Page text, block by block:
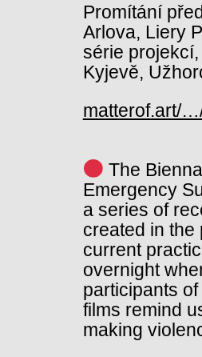
Promítání
Arlova, Liery
série
Kyjevě,
matterof.art/
The
Emergency
a series of
created in the
current
overnight
participants
films remind
making